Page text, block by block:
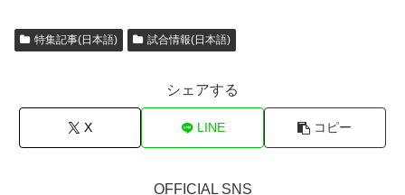
特集記事(日本語) 試合情報(日本語)
シェアする
X LINE コピー
OFFICIAL SNS